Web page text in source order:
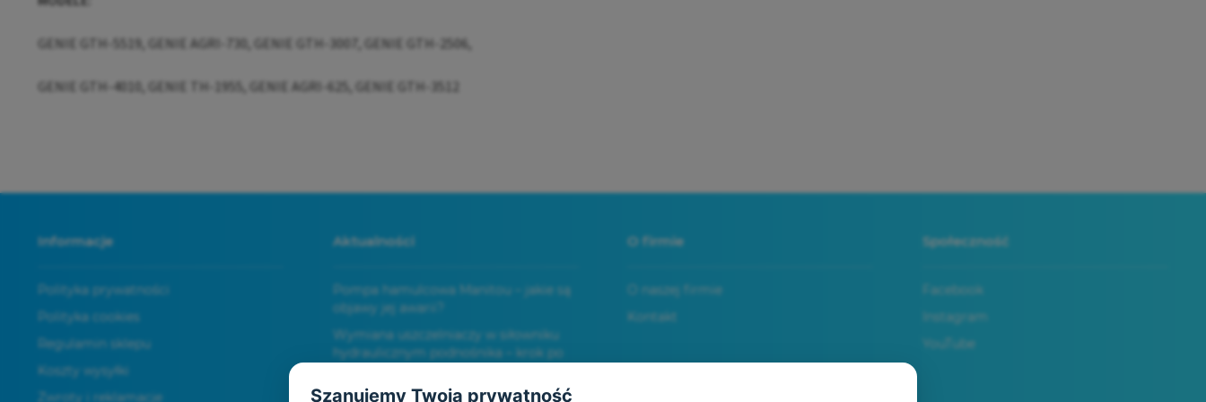
GENIE GTH-5519, GENIE AGRI-730, GENIE GTH-3007, GENIE GTH-2506,
GENIE GTH-4010, GENIE TH-1955, GENIE AGRI-625, GENIE GTH-3512
Informacje
Polityka prywatności
Polityka cookies
Regulamin sklepu
Koszty wysyłki
Zwroty i reklamacje
Aktualności
Pompa hamulcowa Manitou – jakie są
objawy jej awarii?
Wymiana uszczelniaczy w siłowniku
hydraulicznym podnośnika – krok po
Układ hydrauliczny wózka widłowego –
O firmie
O naszej firmie
Kontakt
Społeczność
Facebook
Instagram
YouTube
Szanujemy Twoją prywatność